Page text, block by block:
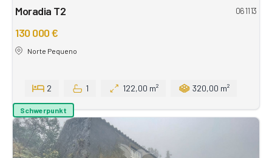
Moradia T2 061113
130 000 €
Norte Pequeno
2 1 122,00 m² 320,00 m²
Schwerpunkt